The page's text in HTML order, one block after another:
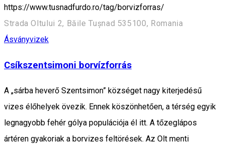
https://www.tusnadfurdo.ro/tag/borvizforras/
Strada Oltului 2, Băile Tușnad 535100, Romania
Ásványvizek
Csíkszentsimoni borvízforrás
A „sárba heverő Szentsimon” községet nagy kiterjedésű
vizes élőhelyek övezik. En­nek köszönhetően, a térség egyik
legnagyobb fehér gólya populációja él itt. A tőzeglápos
ártéren gyakoriak a borvizes feltörések. Az Olt menti